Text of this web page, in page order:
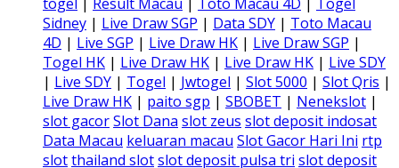
Sidney | Live Draw SGP | Data SDY | Toto Macau
4D | Live SGP | Live Draw HK | Live Draw SGP |
Togel HK | Live Draw HK | Live Draw HK | Live SDY
| Live SDY | Togel | Jwtogel | Slot 5000 | Slot Qris |
Live Draw HK | paito sgp | SBOBET | Nenekslot |
slot gacorSlot Dana slot zeus slot deposit indosat
Data Macau keluaran macau Slot Gacor Hari Ini rtp
slotthailand slotslot deposit pulsa tri slot deposit